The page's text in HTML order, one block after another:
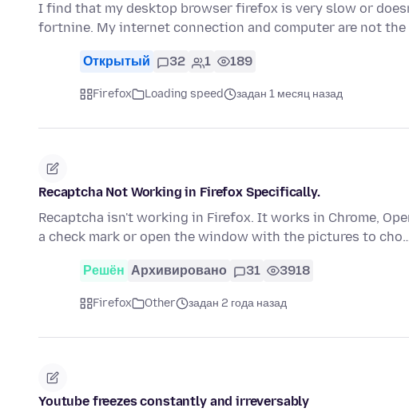
I find that my desktop browser firefox is very slow or
fortnine. My internet connection and computer are not the
Открытый 32 1 189
Firefox Loading speed задан 1 месяц назад
Recaptcha Not Working in Firefox Specifically.
Recaptcha isn't working in Firefox. It works in Chrome,
a check mark or open the window with the pictures to
Решён Архивировано 31 3918
Firefox Other задан 2 года назад
Youtube freezes constantly and irreversably